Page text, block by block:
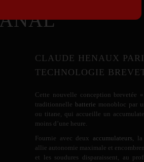
CLAUDE HENAUX
TECHNOLOGIE
Cette nouvelle conception brevetée
traditionnelle batterie monobloc par
ou titane, qui accueille un
moins d’une heure.
Fournie avec deux accumulateurs , la
allie autonomie maximale et
et les soudures disparaissent, au